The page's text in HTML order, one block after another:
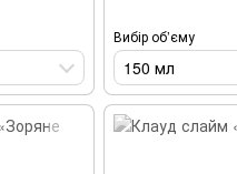
Вибір об’єму
150 мл